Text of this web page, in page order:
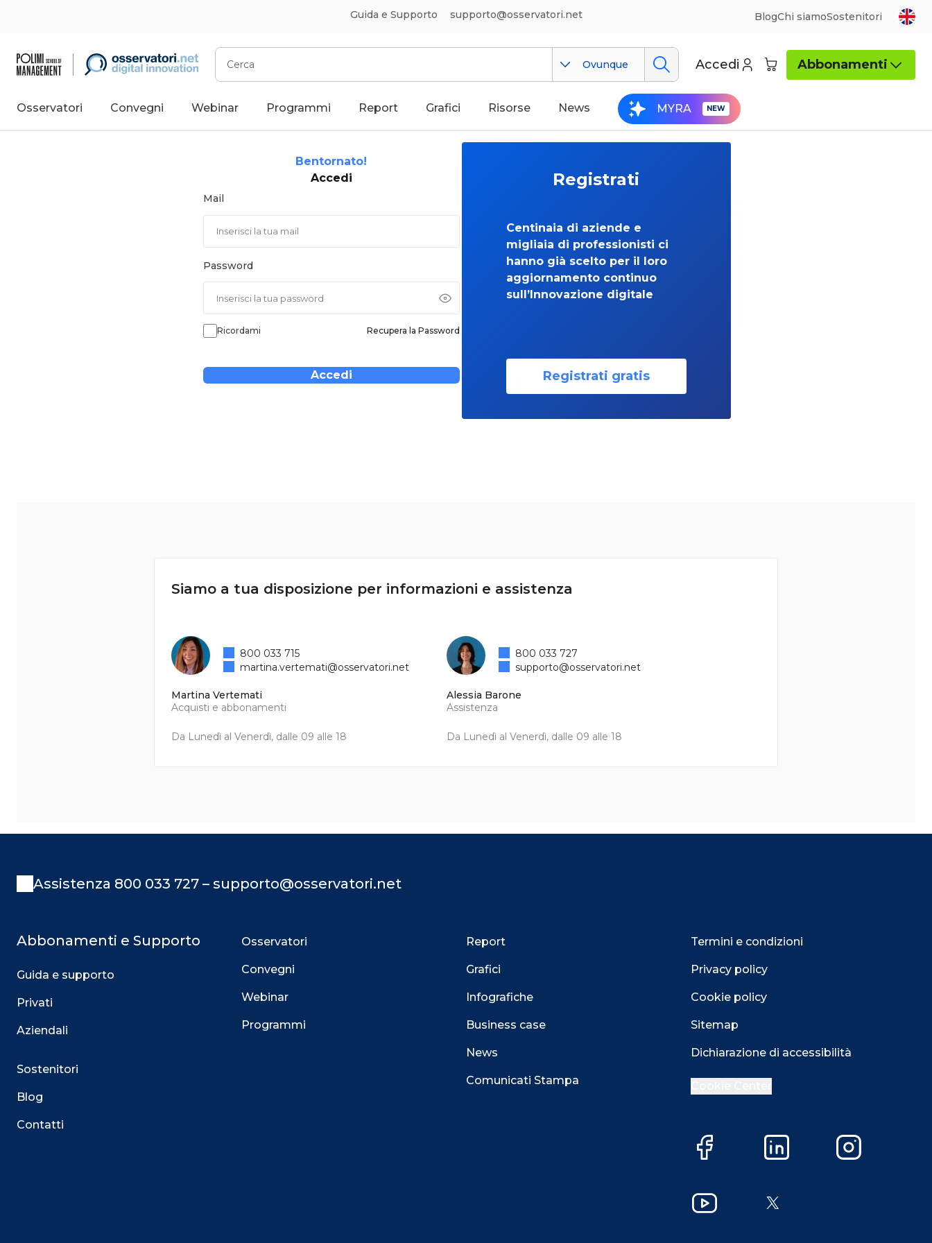
Guida e Supporto supporto@osservatori.net BlogChi siamoSostenitori
Cerca
Ovunque Accedi Abbonamenti
Osservatori Convegni Webinar Programmi Report Grafici Risorse News MYRA
Bentornato!
Accedi
Mail
Password
Ricordami Recupera la Password
Accedi
Registrati
Centinaia di aziende e
migliaia di professionisti ci
hanno già scelto per il loro
aggiornamento continuo
sull’Innovazione digitale
Registrati gratis
Siamo a tua disposizione per informazioni e assistenza
Martina Vertemati
Acquisti e abbonamenti
Da Lunedì al Venerdì, dalle 09 alle 18
800 033 715
martina.vertemati@osservatori.net
Alessia Barone
Assistenza
Da Lunedì al Venerdì, dalle 09 alle 18
800 033 727
supporto@osservatori.net
Assistenza 800 033 727 – supporto@osservatori.net
Abbonamenti e Supporto
Guida e supporto
Privati
Aziendali
Sostenitori
Blog
Contatti
Osservatori
Convegni
Webinar
Programmi
Report
Grafici
Infografiche
Business case
News
Comunicati Stampa
Termini e condizioni
Privacy policy
Cookie policy
Sitemap
Dichiarazione di accessibilità
Facebook LinkedIn Instagram
YouTube X
Accetta Più opzioni